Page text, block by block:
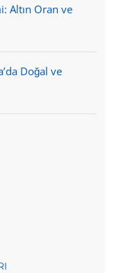
Altın Oran ve
Doğal ve